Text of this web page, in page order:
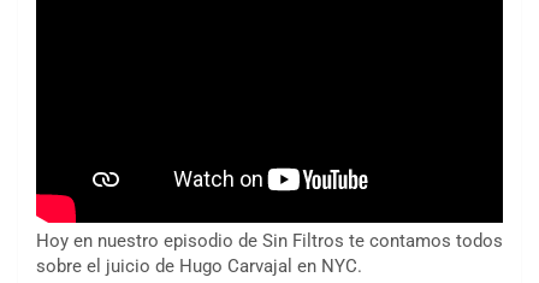
Hoy en nuestro episodio de Sin Filtros te contamos todos
sobre el juicio de Hugo Carvajal en NYC.